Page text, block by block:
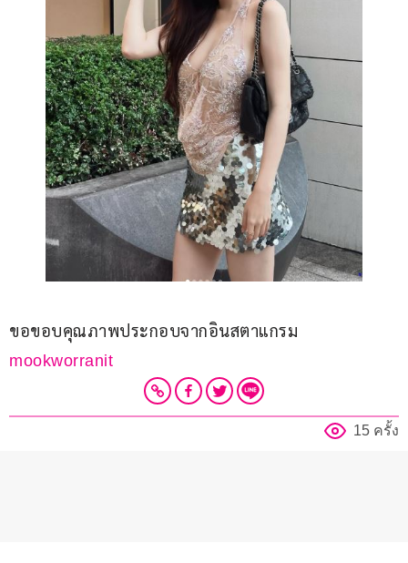
ขอขอบคุณภาพประกอบจากอินสตาแกรม
mookworranit
15 ครั้ง